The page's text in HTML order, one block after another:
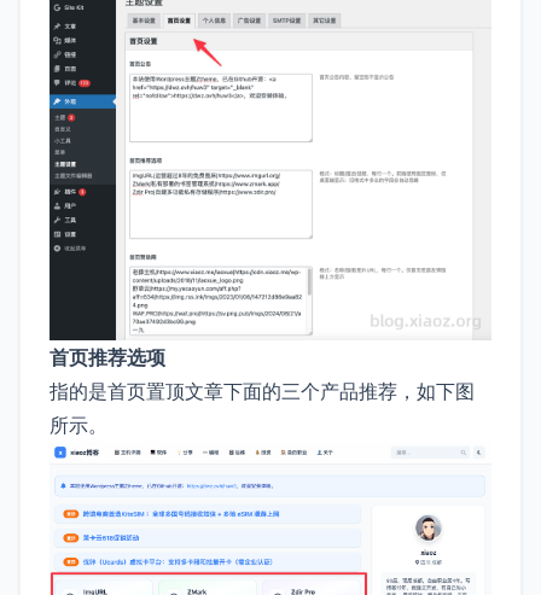
首页推荐选项
指的是首页置顶文章下面的三个产品推荐，如下图
所示。